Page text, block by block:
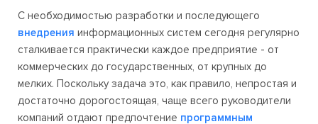
С необходимостью разработки и последующего
внедрения информационных систем сегодня регулярно
сталкивается практически каждое предприятие - от
коммерческих до государственных, от крупных до
мелких. Поскольку задача это, как правило, непростая и
достаточно дорогостоящая, чаще всего руководители
компаний отдают предпочтение программным